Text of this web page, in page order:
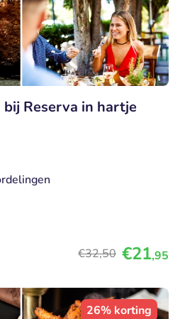
Reserva in hartje
€32,50 €21,95
26% korting